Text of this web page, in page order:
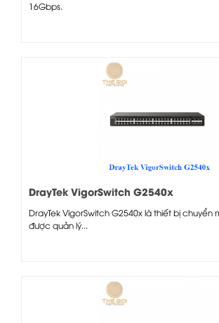
16Gbps.
DrayTek VigorSwitch G2540x
DrayTek VigorSwitch G2540x là thiết bị chuyển
được quản lý...